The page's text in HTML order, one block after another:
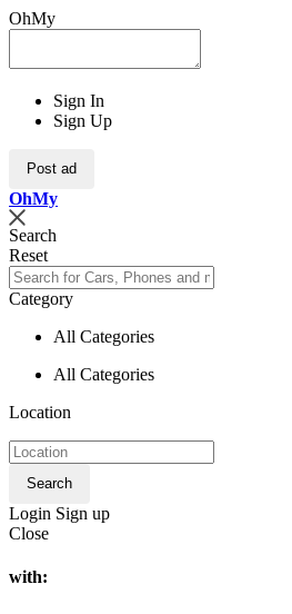
OhMy
Sign In
Sign Up
Post ad
OhMy
Search
Reset
Category
All Categories
All Categories
Location
Search
Login Sign up
Close
with: